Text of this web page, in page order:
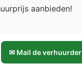
aanbieden!
✉ Mail de verhuurder